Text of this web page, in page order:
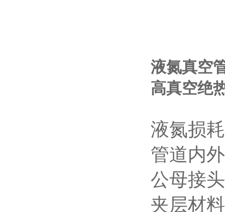
液氮真空
高真空绝
液氮损
管道内
公母接
夹层材